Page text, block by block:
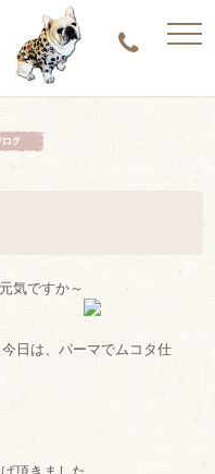
気ですか～
は、パーマでムコタ仕